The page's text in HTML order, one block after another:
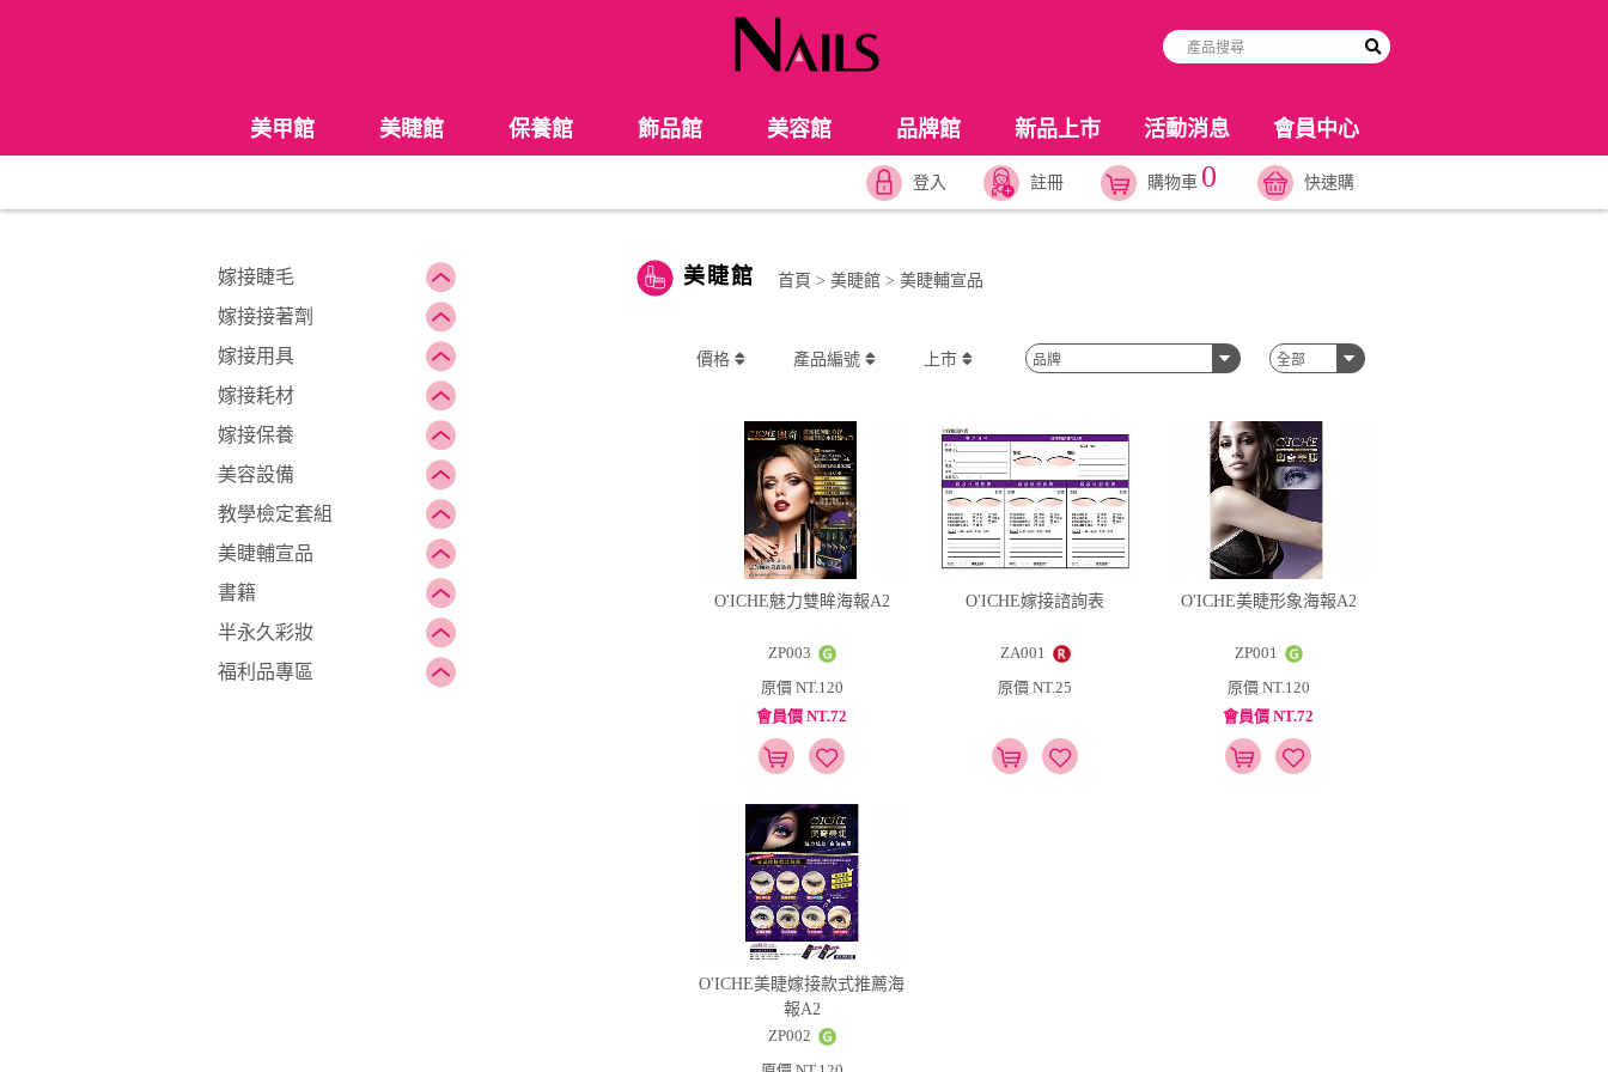
美甲館 美睫館 保養館 飾品館 美容館 品牌館 新品上市 活動消息 會員中心
登入 註冊 購物車 0 快速購
嫁接睫毛
嫁接接著劑
嫁接用具
嫁接耗材
嫁接保養
美容設備
教學檢定套組
美睫輔宣品
書籍
半永久彩妝
福利品專區
美睫館 首頁 >美睫館 >美睫輔宣品
價格 產品編號 上市
O'ICHE魅力雙眸海報A2
ZP003
原價 NT.120
會員價 NT.72
O'ICHE嫁接諮詢表
ZA001
原價 NT.25
O'ICHE美睫形象海報A2
ZP001
原價 NT.120
會員價 NT.72
O'ICHE美睫嫁接款式推薦海
報A2
ZP002